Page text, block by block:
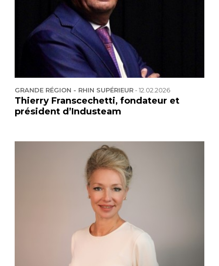
GRANDE RÉGION - RHIN SUPÉRIEUR-12.02.2026
Thierry Franscechetti, fondateur et
président d’Industeam